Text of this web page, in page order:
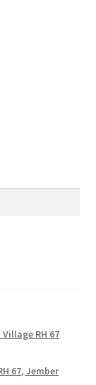
RH 67
67, Jember